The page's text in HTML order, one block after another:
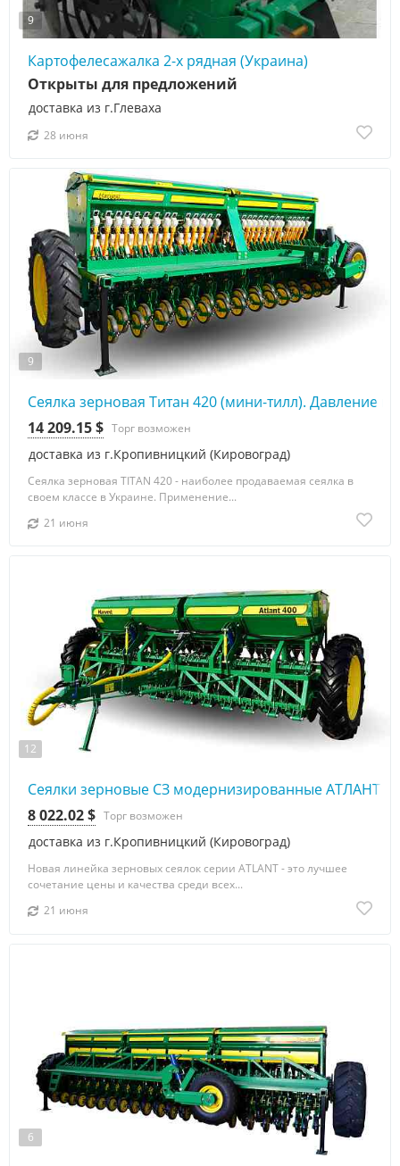
9
Картофелесажалка 2-х рядная (Украина)
доставка из г.Глеваха
Открыты для предложений
28 июня
9
Сеялка зерновая Титан 420 (мини-тилл). Давление
доставка из г.Кропивницкий (Кировоград)
14 209.15 $ Торг возможен
Сеялка зерновая TITAN 420 - наиболее продаваемая сеялка в
своем классе в Украине. Применение...
21 июня
12
Сеялки зерновые СЗ модернизированные АТЛАНТ
доставка из г.Кропивницкий (Кировоград)
8 022.02 $ Торг возможен
Новая линейка зерновых сеялок серии ATLANT - это лучшее
сочетание цены и качества среди всех...
21 июня
6